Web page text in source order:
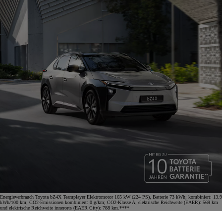
Energieverbrauch Toyota bZ4X Teamplayer Elektromotor 165 kW (224 PS), Batterie 73 kWh; kombiniert: 13.9
kWh/100 km; CO2-Emissionen kombiniert: 0 g/km; CO2-Klasse A; elektrische Reichweite (EAER): 569 km
und elektrische Reichweite innerorts (EAER City): 788 km.****